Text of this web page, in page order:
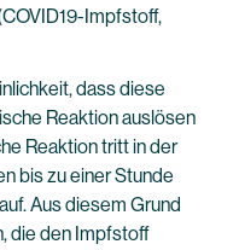
Impfstoff,
dass diese
Reaktion auslösen
Reaktion tritt in der
bis zu einer Stunde
Aus diesem Grund
die den Impfstoff